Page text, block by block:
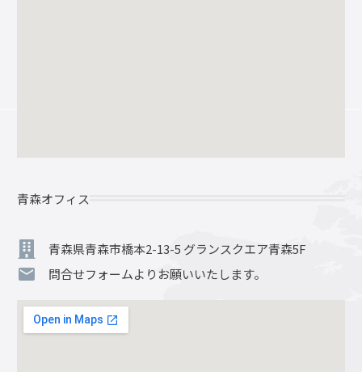
青森オフィス
青森県青森市橋本2-13-5 グランスクエア青森5F
問合せフォームよりお願いいたします。